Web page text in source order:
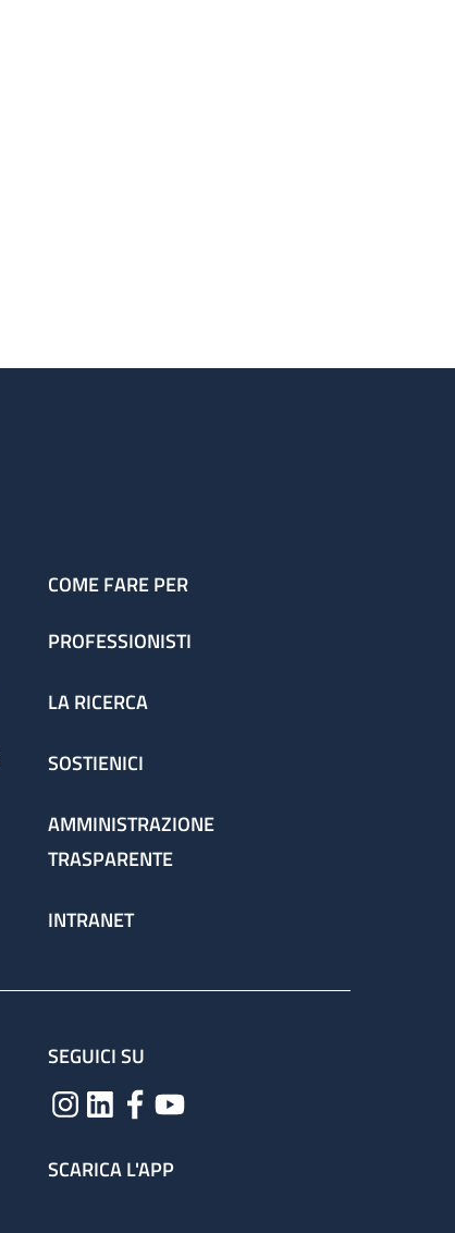
COME FARE PER
PROFESSIONISTI
LA RICERCA
SOSTIENICI
AMMINISTRAZIONE
TRASPARENTE
INTRANET
SEGUICI SU
SCARICA L'APP